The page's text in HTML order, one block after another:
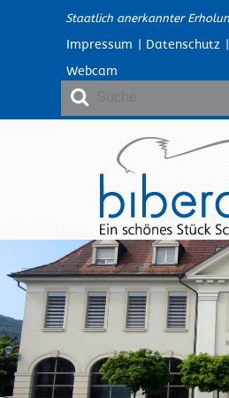
Staatlich anerkannter
Impressum | Datenschutz |
Webcam